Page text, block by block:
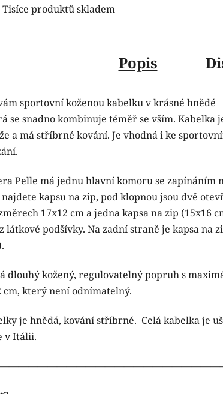
Tisíce produktů skladem
Popis
sportovní koženou kabelku v krásné hnědé
se snadno kombinuje téměř se vším. Kabelka
a má stříbrné kování. Je vhodná i ke
Pelle má jednu hlavní komoru se zapínáním
kapsu na zip, pod klopnou jsou dvě
17x12 cm a jedna kapsa na zip (15x16
látkové podšívky. Na zadní straně je kapsa na
dlouhý kožený, regulovatelný popruh s
cm, který není odnímatelný.
je hnědá, kování stříbrné. Celá kabelka je
v Itálii.